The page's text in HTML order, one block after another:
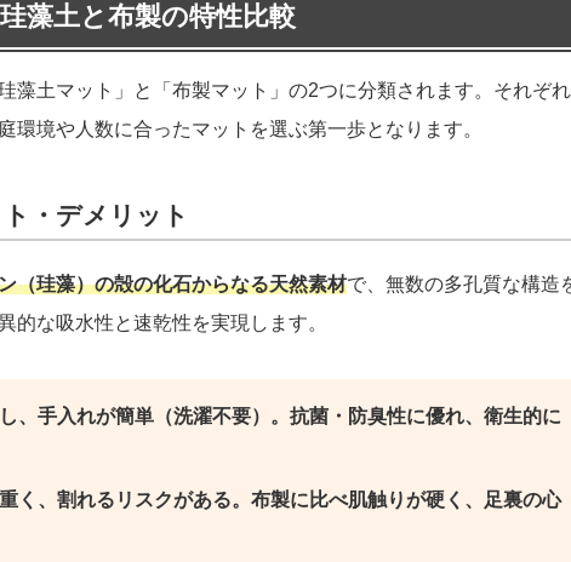
藻土と布製の特性比較
藻土マット」と「布製マット」の2つに分類されます。それぞ
環境や人数に合ったマットを選ぶ第一歩となります。
・デメリット
（珪藻）の殻の化石からなる天然素材で、無数の多孔質な構造
的な吸水性と速乾性を実現します。
、手入れが簡単（洗濯不要）。抗菌・防臭性に優れ、衛生的に
く、割れるリスクがある。布製に比べ肌触りが硬く、足裏の心